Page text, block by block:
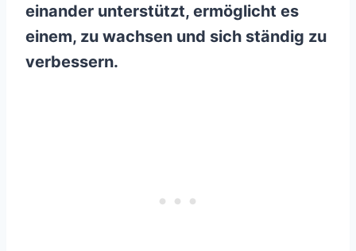
einander unterstützt, ermöglicht es
einem, zu wachsen und sich ständig zu
verbessern.